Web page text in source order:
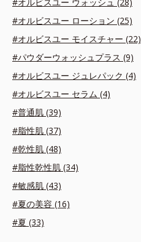
#オルビスユー ウォッシュ (28)
#オルビスユー ローション (25)
#オルビスユー モイスチャー (22)
#パウダーウォッシュプラス (9)
#オルビスユー ジュレパック (4)
#オルビスユー セラム (4)
#普通肌 (39)
#脂性肌 (37)
#乾性肌 (48)
#脂性乾性肌 (34)
#敏感肌 (43)
#夏の美容 (16)
#夏 (33)